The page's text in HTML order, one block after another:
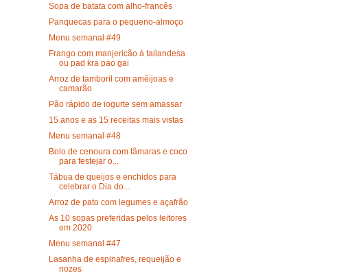
Sopa de batata com alho-francês
Panquecas para o pequeno-almoço
Menu semanal #49
Frango com manjericão à tailandesa
ou pad kra pao gai
Arroz de tamboril com amêijoas e
camarão
Pão rápido de iogurte sem amassar
15 anos e as 15 receitas mais vistas
Menu semanal #48
Bolo de cenoura com tâmaras e coco
para festejar o...
Tábua de queijos e enchidos para
celebrar o Dia do...
Arroz de pato com legumes e açafrão
As 10 sopas preferidas pelos leitores
em 2020
Menu semanal #47
Lasanha de espinafres, requeijão e
nozes